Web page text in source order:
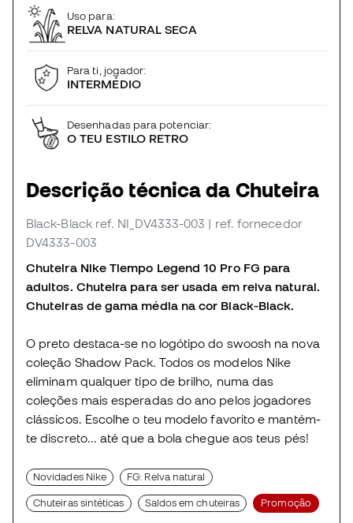
Uso para:
RELVA NATURAL SECA
Para ti, jogador:
INTERMÉDIO
Desenhadas para potenciar:
O TEU ESTILO RETRO
Descrição técnica da Chuteira
Black-Black ref. NI_DV4333-003 | ref. fornecedor
DV4333-003
Chuteira Nike Tiempo Legend 10 Pro FG para
adultos. Chuteira para ser usada em relva natural.
Chuteiras de gama média na cor Black-Black.
O preto destaca-se no logótipo do swoosh na nova
coleção Shadow Pack. Todos os modelos Nike
eliminam qualquer tipo de brilho, numa das
coleções mais esperadas do ano pelos jogadores
clássicos. Escolhe o teu modelo favorito e mantém-
te discreto... até que a bola chegue aos teus pés!
Novidades Nike FG: Relva natural
Chuteiras sintéticas Saldos em chuteiras Promoção